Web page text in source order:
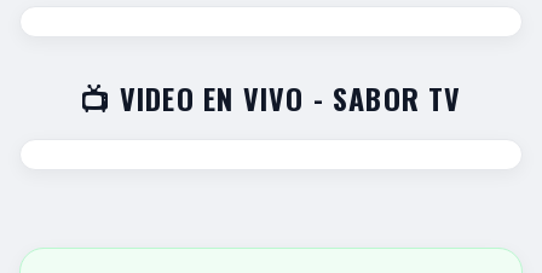
📺 VIDEO EN VIVO - SABOR TV